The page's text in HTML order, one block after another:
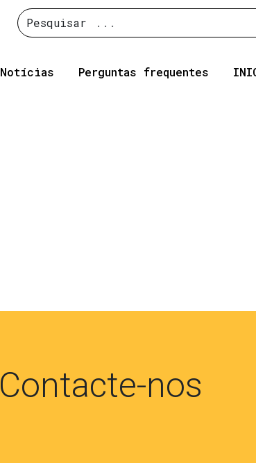
Pesquisar
Notícias Perguntas frequentes
Contacte-nos